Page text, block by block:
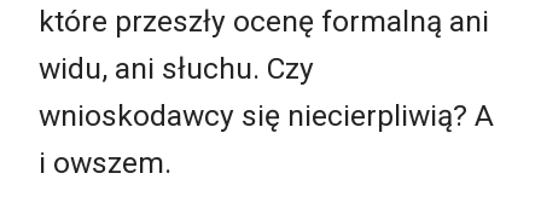
które przeszły ocenę formalną ani
widu, ani słuchu. Czy
wnioskodawcy się niecierpliwią? A
i owszem.